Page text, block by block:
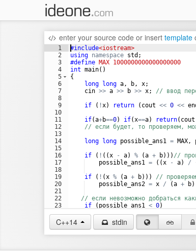
enter your source code or insert template
1
2
3
4
5
6
7
8
9
10
11
12
13
14
15
16
17
18
19
20
21
22
23
24
#include<iostream>
using namespace std ;
#define MAX 1000000000000000000
int main( )
{
long
long a, b, x;
cin >> a >> b >> x;
// ввод
if
( !x) return ( cout << 0 <<
if(a+b==0) if(x==a) return( cout
// если будет, то проверяем,
long
long possible_ans1 = MAX,
if
( ! ((x - a) % (a + b))) //
possible_ans1 = ((x - a) /
if
( ! (x % (a + b)))
//
possible_ans2 = x / (a + b)
// если невозможно добраться
if
( possible_ans1 < 0)
possible_ans1 = MAX;
C++14 stdin